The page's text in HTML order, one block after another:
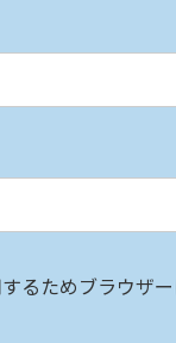
るためブラウザ